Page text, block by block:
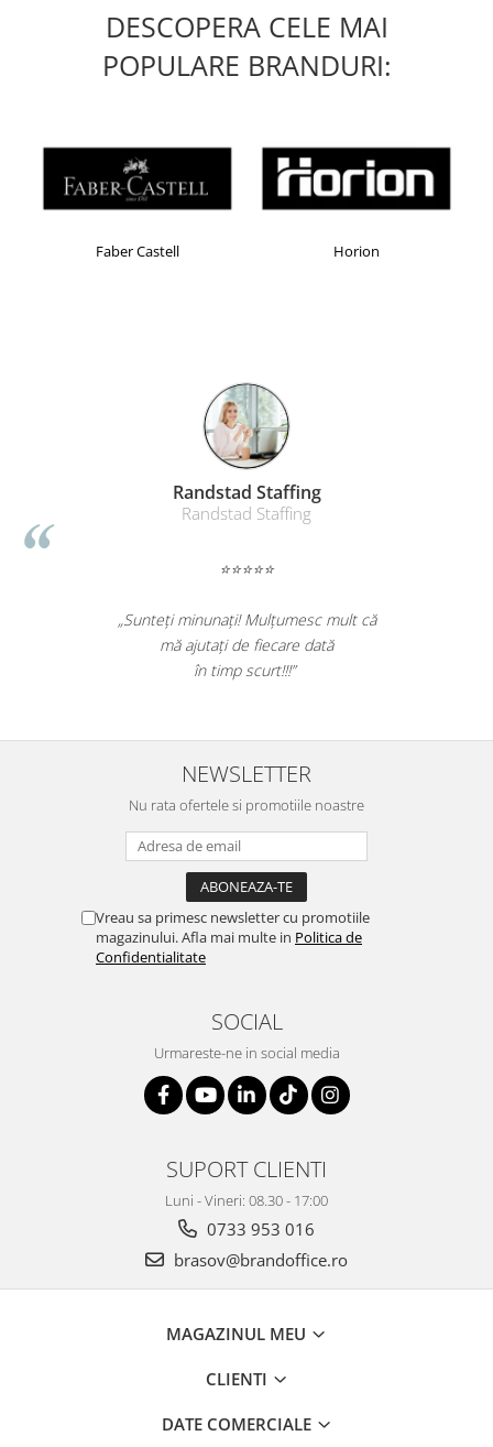
Sepci, caciuli si esarfe
Pachete promotionale
Accesorii pentru protectia muncii
Branturi
Diverse accesorii
Articole de unica folosinta
Table magnetice (whiteboard-uri)
Electronice si accesorii tech
Gadgeturi mobile
Baterii si acumulatori
Ceasuri smart - Smartwatch
Baterii externe - Powerbanks
Accesorii localizare (FindMy)
Cartuse, tonere, consumabile PC
Standuri PC si suporturi
ergonomice
Suporturi si huse telefoane &
Tehnica si mobilier pentru birou
Accesorii mobilier
Ghilotine și Trimmere
Calculatoare de birou
Scaune, birouri si produse
DESCOPERA CELE MAI
POPULARE BRANDURI:
Faber Castell Horion
Randstad Staffing
Randstad Staffing
⭐⭐⭐⭐⭐
„Sunteți minunați! Mulțumesc mult că
mă ajutați de fiecare dată
în timp scurt!!!”
NEWSLETTER
Nu rata ofertele si promotiile noastre
Vreau sa primesc newsletter cu promotiile
magazinului. Afla mai multe in Politica de
Confidentialitate
SOCIAL
Urmareste-ne in social media
SUPORT CLIENTI
Luni - Vineri: 08.30 - 17:00
0733 953 016
brasov@brandoffice.ro
MAGAZINUL MEU
CLIENTI
DATE COMERCIALE